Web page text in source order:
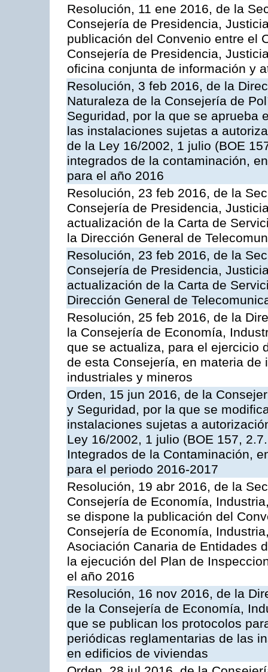
Resolución, 11 ene 2016, de la
Consejería de Presidencia,
publicación del Convenio entre el
Consejería de Presidencia,
oficina conjunta de información y
Resolución, 3 feb 2016, de la
Naturaleza de la Consejería de
Seguridad, por la que se aprueba
las instalaciones sujetas a
de la Ley 16/2002, 1 julio (BOE
integrados de la contaminación,
para el año 2016
Resolución, 23 feb 2016, de la
Consejería de Presidencia,
actualización de la Carta de
la Dirección General de
Resolución, 23 feb 2016, de la
Consejería de Presidencia,
actualización de la Carta de
Dirección General de
Resolución, 25 feb 2016, de la
la Consejería de Economía,
que se actualiza, para el ejercicio
de esta Consejería, en materia
industriales y mineros
Orden, 15 jun 2016, de la
y Seguridad, por la que se
instalaciones sujetas a
Ley 16/2002, 1 julio (BOE 157,
Integrados de la Contaminación,
para el periodo 2016-2017
Resolución, 19 abr 2016, de la
Consejería de Economía,
se dispone la publicación del
Consejería de Economía,
Asociación Canaria de Entidades
la ejecución del Plan de
el año 2016
Resolución, 16 nov 2016, de la
de la Consejería de Economía,
que se publican los protocolos
periódicas reglamentarias de las
en edificios de viviendas